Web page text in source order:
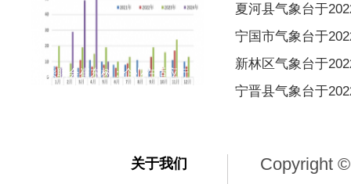
乘联会崔东树：企业在适应行
夏河县气象台于
宁国市气象台于
新林区气象台于
宁晋县气象台于
关于我们 Copyright